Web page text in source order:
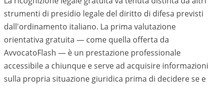
strumenti di presidio legale del diritto di difesa previsti
dall'ordinamento italiano. La prima valutazione
orientativa gratuita — come quella offerta da
AvvocatoFlash — è un prestazione professionale
accessibile a chiunque e serve ad acquisire informazioni
sulla propria situazione giuridica prima di decidere se e